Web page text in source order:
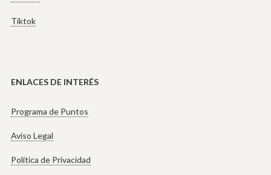
Tiktok
ENLACES DE INTERÉS
Programa de Puntos
Aviso Legal
Política de Privacidad